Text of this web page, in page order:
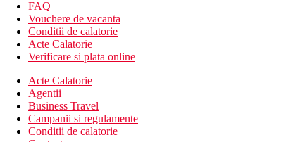
bar la piscina
programe de animatie pentru copii si adulti.
Descrierea plajei
Sezlonguri si umbrele gratuite, prosoape contra cost.
Activitati sportive gratuite
tenis
volei pe plaja
FAQ
Vouchere de vacanta
Conditii de calatorie
Acte Calatorie
Verificare si plata online
Acte Calatorie
Agentii
Business Travel
Campanii si regulamente
Conditii de calatorie